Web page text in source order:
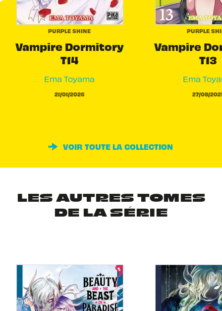
PURPLE SHINE
Vampire Dormitory
T14
Ema Toyama
21/01/2026
PURPLE
Vampire
T13
Ema
27/08/
VOIR TOUTE LA COLLECTION
LES AUTRES TOMES
DE LA SÉRIE